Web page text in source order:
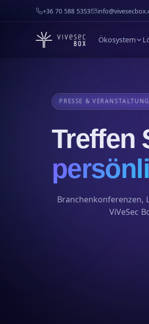
+36 70 588 5353
Ökosystem
PRESSE &
Treffen
Branchenkonferenzen,
ViVeSec